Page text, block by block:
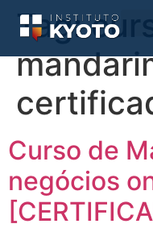
Tag:
Curso de
negócios